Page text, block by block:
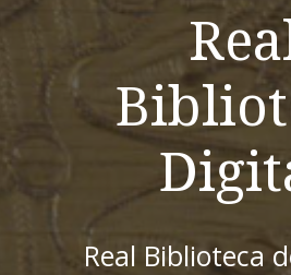
Real Biblioteca